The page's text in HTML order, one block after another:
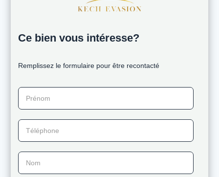
Ce bien vous intéresse?
Remplissez le formulaire pour être recontacté